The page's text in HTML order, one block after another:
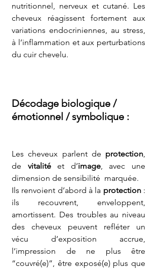
nutritionnel, nerveux et cutané. Les
cheveux réagissent fortement aux
variations endocriniennes, au stress,
à l’inflammation et aux perturbations
du cuir chevelu.
Décodage biologique /
émotionnel / symbolique :
Les cheveux parlent de protection,
de vitalité et d’image, avec une
dimension de sensibilité  marquée.
Ils renvoient d’abord à la protection :
ils recouvrent, enveloppent,
amortissent. Des troubles au niveau
des cheveux peuvent refléter un
vécu d’exposition accrue,
l’impression de ne plus être
“couvré(e)”, être exposé(e) plus que